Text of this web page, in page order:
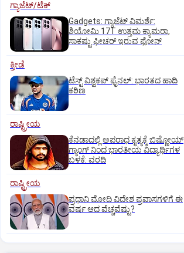
ಗ್ಯಾಜೆಟ್/ಟೆಕ್
Gadgets: ಗ್ಯಾಜೆಟ್ ವಿಮರ್ಶೆ:
ಶಿಯೋಮಿ 17T ಉತ್ತಮ ಕ್ಯಾಮರಾ,
ಸಾಕಷ್ಟು ಫೀಚರ್ ಇರುವ ಫೋನ್
ಕ್ರೀಡೆ
ಟೆಸ್ಟ್ ವಿಶ್ವಕಪ್‌ ಫೈನಲ್‌: ಭಾರತದ ಹಾದಿ
ಕಠಿಣ
ರಾಷ್ಟ್ರೀಯ
ಕೆನಡಾದಲ್ಲಿ ಅಪರಾಧ ಕೃತ್ಯಕ್ಕೆ ಬಿಷ್ಣೋಯ್
ಗ್ಯಾಂಗ್ ನಿಂದ ಭಾರತೀಯ ವಿದ್ಯಾರ್ಥಿಗಳ
ಬಳಕೆ: ವರದಿ
ರಾಷ್ಟ್ರೀಯ
ಪ್ರಧಾನಿ ಮೋದಿ ವಿದೇಶ ಪ್ರವಾಸಗಳಿಗೆ ಈ
ವರ್ಷ ಆದ ವೆಚ್ಚವೆಷ್ಟು?